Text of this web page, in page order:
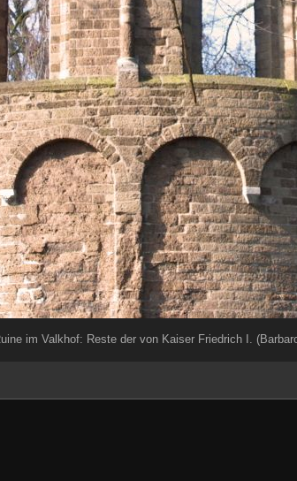
im Valkhof: Reste der von Kaiser Friedrich I.